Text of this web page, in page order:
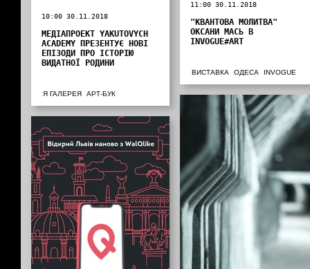
11:00 30.11.2018
"КВАНТОВА МОЛИТВА"
ОКСАНИ МАСЬ В
INVOGUE#ART
ВИСТАВКА ОДЕСА INVOGUE
10:00 30.11.2018
МЕДІАПРОЕКТ YAKUTOVYCH
ACADEMY ПРЕЗЕНТУЄ НОВІ
ЕПІЗОДИ ПРО ІСТОРІЮ
ВИДАТНОЇ РОДИНИ
Я ГАЛЕРЕЯ АРТ-БУК